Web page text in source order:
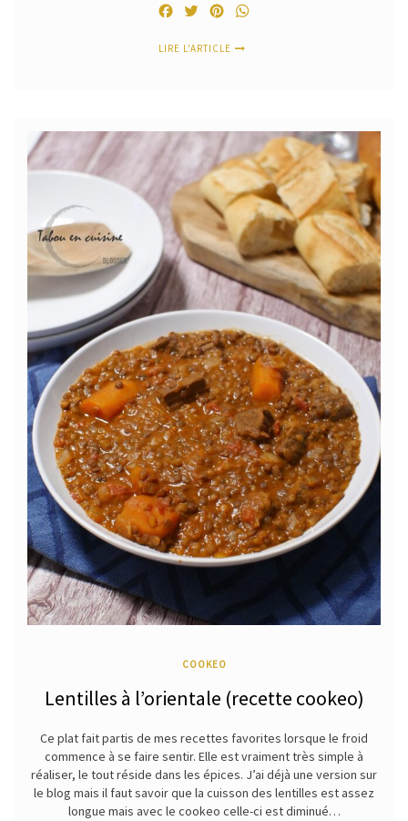
FacebookTwitterPinterest
LIRE L'ARTICLE
COOKEO
Lentilles à l’orientale (recette cookeo)
Ce plat fait partis de mes recettes favorites lorsque le froid
commence à se faire sentir. Elle est vraiment très simple à
réaliser, le tout réside dans les épices. J’ai déjà une version sur
le blog mais il faut savoir que la cuisson des lentilles est assez
longue mais avec le cookeo celle-ci est diminué…